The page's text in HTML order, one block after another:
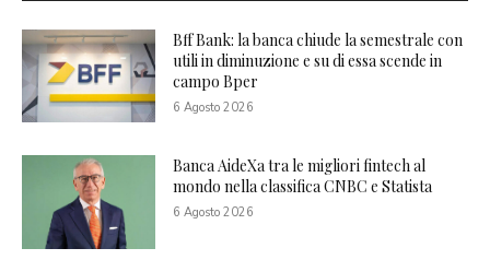
Bff Bank: la banca chiude la semestrale con
utili in diminuzione e su di essa scende in
campo Bper
6 Agosto 2026
Banca AideXa tra le migliori fintech al
mondo nella classifica CNBC e Statista
6 Agosto 2026